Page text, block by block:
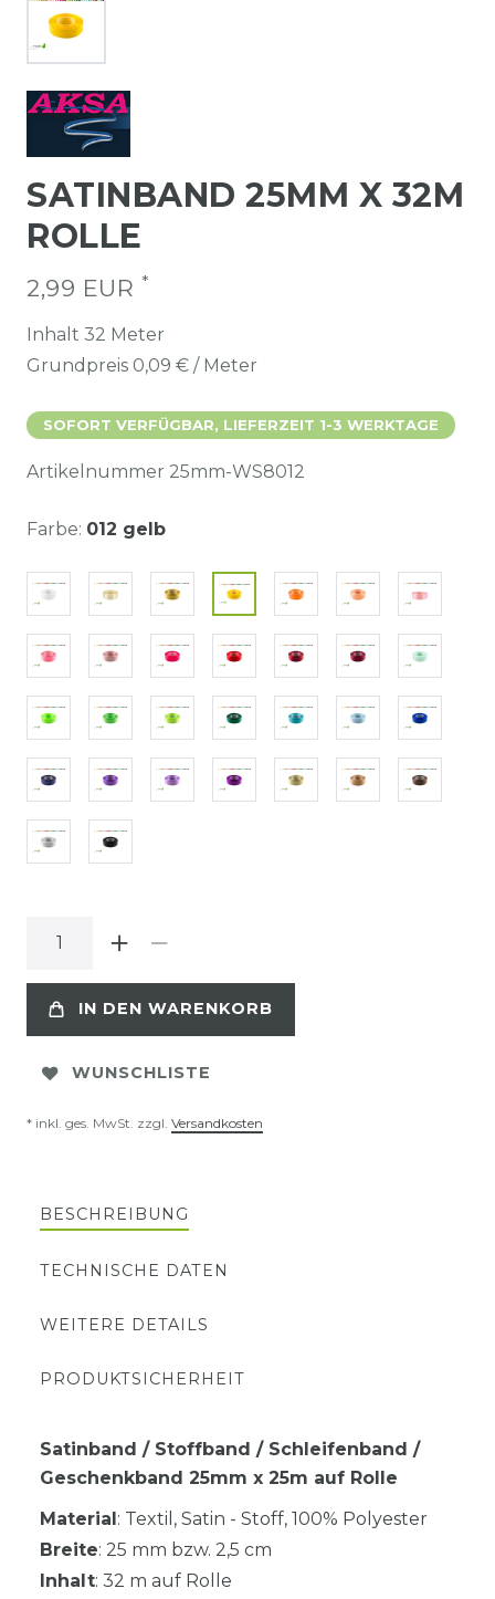
SATINBAND 25MM X 32M
ROLLE
2,99 EUR *
Inhalt 32 Meter
Grundpreis 0,09 € / Meter
SOFORT VERFÜGBAR, LIEFERZEIT 1-3 WERKTAGE
Artikelnummer 25mm-WS8012
Farbe: 012 gelb
IN DEN WARENKORB
WUNSCHLISTE
* inkl. ges. MwSt. zzgl. Versandkosten
BESCHREIBUNG
TECHNISCHE DATEN
WEITERE DETAILS
PRODUKTSICHERHEIT
Satinband / Stoffband / Schleifenband /
Geschenkband 25mm x 25m auf Rolle
Material: Textil, Satin - Stoff, 100% Polyester
Breite: 25 mm bzw. 2,5 cm
Inhalt: 32 m auf Rolle